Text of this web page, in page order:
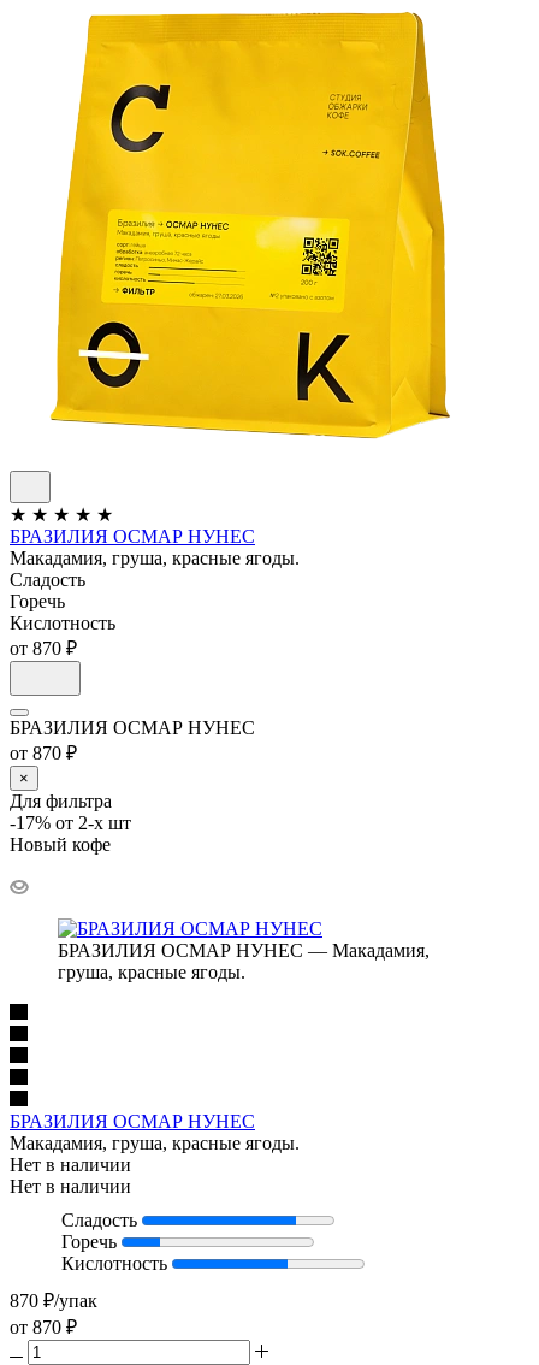
★ ★ ★ ★ ★
БРАЗИЛИЯ ОСМАР НУНЕС
Макадамия, груша, красные ягоды.
Сладость
Горечь
Кислотность
от 870 ₽
БРАЗИЛИЯ ОСМАР НУНЕС
от 870 ₽
×
Для фильтра
-17% от 2-х шт
Новый кофе
БРАЗИЛИЯ ОСМАР НУНЕС — Макадамия,
груша, красные ягоды.
БРАЗИЛИЯ ОСМАР НУНЕС
Макадамия, груша, красные ягоды.
Нет в наличии
Нет в наличии
Сладость
Горечь
Кислотность
870 ₽/упак
от 870 ₽